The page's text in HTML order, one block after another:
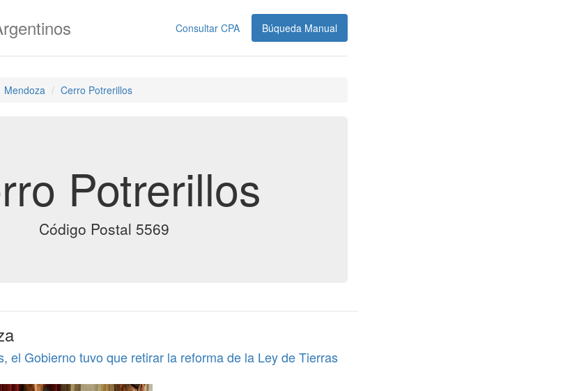
Consultar CPA Búqueda Manual
Mendoza Cerro Potrerillos
Potrerillos
Código Postal 5569
el Gobierno tuvo que retirar la reforma de la Ley de Tierras